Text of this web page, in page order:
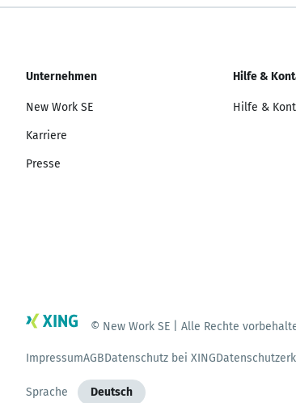
Unternehmen
New Work SE
Karriere
Presse
Hilfe &
Hilfe &
© New Work SE | Alle Rechte
ImpressumAGBDatenschutz bei XING
Sprache Deutsch